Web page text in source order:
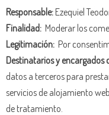
Responsable:Ezequiel
Finalidad: Moderar los
Legitimación: Por
Destinatarios y
datos a terceros para
servicios de alojamiento
de tratamiento.